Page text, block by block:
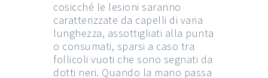
cosicché le lesioni saranno
caratterizzate da capelli di varia
lunghezza, assottigliati alla punta
o consumati, sparsi a caso tra
follicoli vuoti che sono segnati da
dotti neri. Quando la mano passa